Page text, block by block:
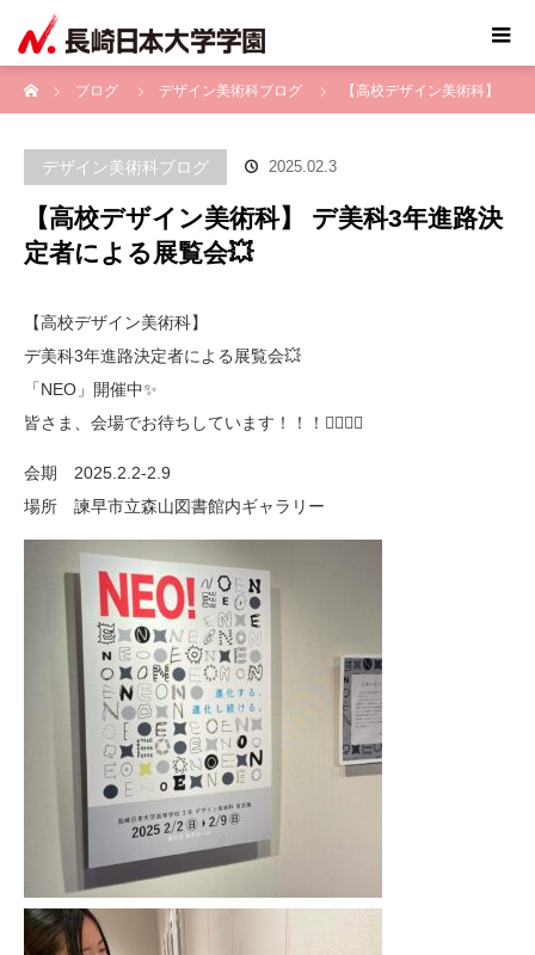
ブログ
デザイン美術科ブログ 【高校デザイン美術科】
デザイン美術科ブログ 2025.02.3
【高校デザイン美術科】 デ美科3年進路決
定者による展覧会💥
【高校デザイン美術科】
デ美科3年進路決定者による展覧会💥
「NEO」開催中✨
皆さま、会場でお待ちしています！！！🙇‍♂️🙇‍♀️
会期 2025.2.2-2.9
場所 諫早市立森山図書館内ギャラリー